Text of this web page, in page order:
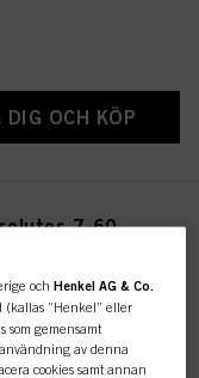
DIG OCH KÖP
7-60
ochHenkel AG & Co.
(kallas ”Henkel” eller
som gemensamt
av denna
cookies samt annan